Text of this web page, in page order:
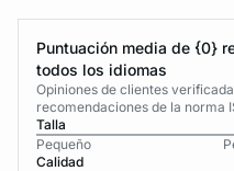
Puntuación media de {0}
todos los idiomas
Opiniones de clientes
recomendaciones de la norma
Talla
Pequeño
Calidad